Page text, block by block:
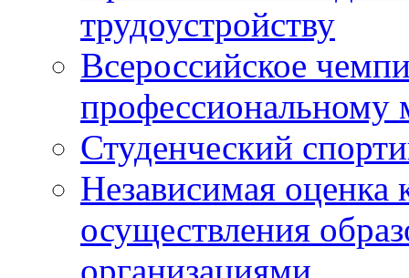
трудоустройству
Всероссийское
профессиональному
Студенческий
Независимая оценка
осуществления
организациями